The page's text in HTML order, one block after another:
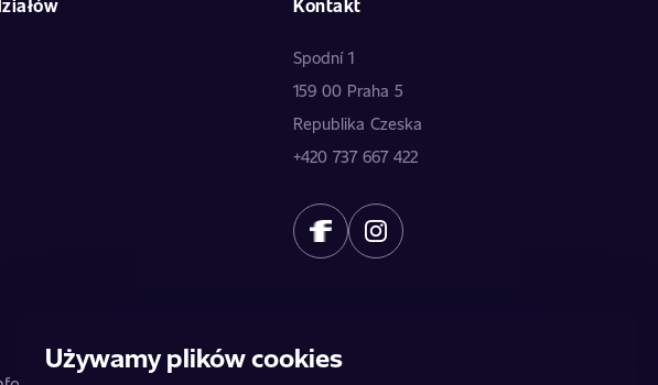
Kontakt
Spodní 1
159 00 Praha 5
Republika Czeska
+420 737 667 422
Używamy plików cookies